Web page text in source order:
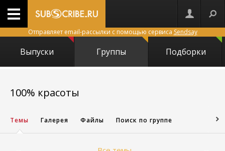
Отправляет email-рассылки с помощью сервиса Sendsay
Выпуски Группы Подборки
100% красоты
Темы Галерея Файлы Поиск по группе